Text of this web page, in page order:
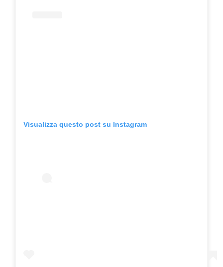
Visualizza questo post su Instagram